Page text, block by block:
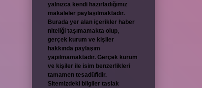
yalnızca kendi hazırladığımız
makaleler paylaşılmaktadır.
Burada yer alan içerikler haber
niteliği taşımamakta olup,
gerçek kurum ve kişiler
hakkında paylaşım
yapılmamaktadır. Gerçek kurum
ve kişiler ile isim benzerlikleri
tamamen tesadüfidir.
Sitemizdeki bilgiler taslak